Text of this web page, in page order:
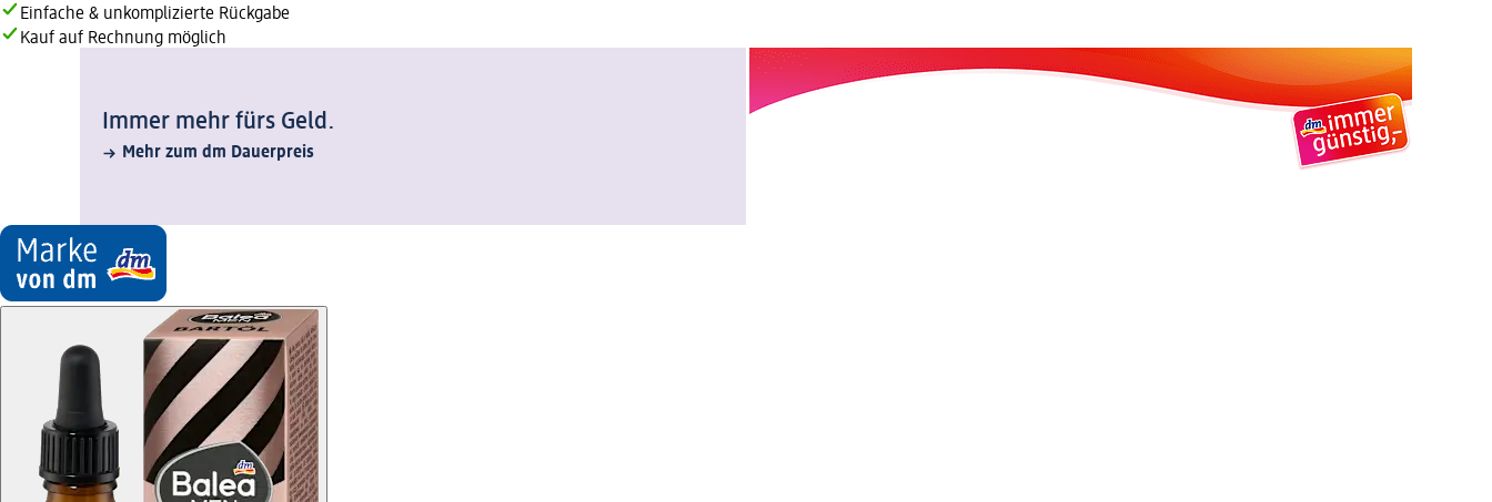
Einfache & unkomplizierte Rückgabe
Kauf auf Rechnung möglich
Immer mehr fürs Geld.
Mehr zum dm Dauerpreis